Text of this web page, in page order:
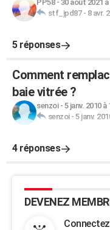
PP58- 30 août 2021 à
stf_jpd87- 8 avr.
5 réponses
Comment
baie vitrée ?
senzoi- 5 janv. 2010 à
senzoi- 5 janv.
4 réponses
DEVENEZ